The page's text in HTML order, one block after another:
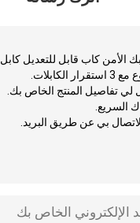
احصل على افضل
الأمن كاب قابل